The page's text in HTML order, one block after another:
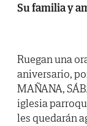
Su familia y
Ruegan una
aniversario,
MAÑANA,
iglesia
les quedarán